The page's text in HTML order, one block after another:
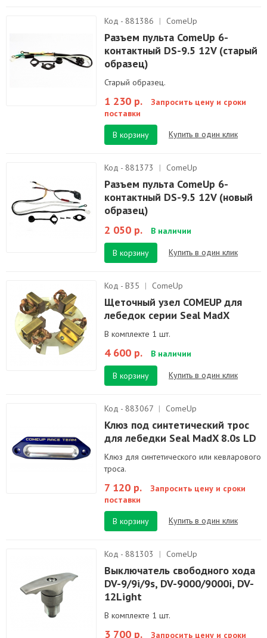
Код - 881386 | ComeUp
Разъем пульта ComeUp 6-
контактный DS-9.5 12V (старый
образец)
Старый образец.
1 230 р.
Запросить цену и сроки
поставки
В корзину
Купить в один клик
Код - 881373 | ComeUp
Разъем пульта ComeUp 6-
контактный DS-9.5 12V (новый
образец)
2 050 р.
В наличии
В корзину Купить в один клик
Код - B35 | ComeUp
Щеточный узел COMEUP для
лебедок серии Seal MadX
В комплекте 1 шт.
4 600 р. В наличии
В корзину Купить в один клик
Код - 883067 | ComeUp
Клюз под синтетический трос
для лебедки Seal MadX 8.0s LD
Клюз для синтетического или кевларового
троса.
7 120 р.
Запросить цену и сроки
поставки
В корзину
Купить в один клик
Код - 881303 | ComeUp
Выключатель свободного хода
DV-9/9i/9s, DV-9000/9000i, DV-
12Light
В комплекте 1 шт.
3 700 р. Запросить цену и сроки